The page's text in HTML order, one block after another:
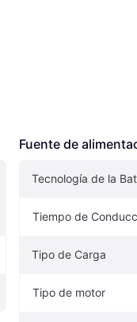
Fuente de
Tecnología de la
Tiempo de
Tipo de Carga
Tipo de motor